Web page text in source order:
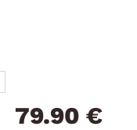
79.90 €